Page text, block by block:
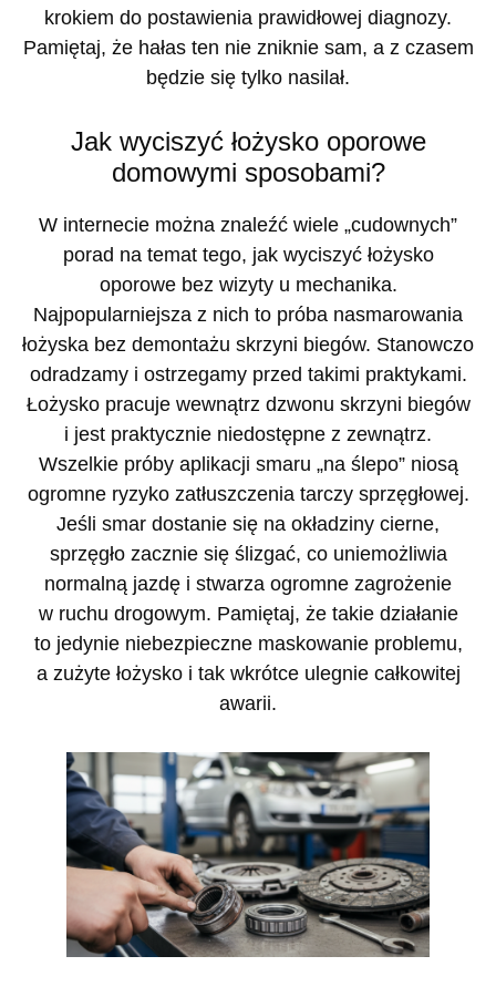
krokiem do postawienia prawidłowej diagnozy.
Pamiętaj, że hałas ten nie zniknie sam, a z czasem
będzie się tylko nasilał.
Jak wyciszyć łożysko oporowe
domowymi sposobami?
W internecie można znaleźć wiele „cudownych”
porad na temat tego, jak wyciszyć łożysko
oporowe bez wizyty u mechanika.
Najpopularniejsza z nich to próba nasmarowania
łożyska bez demontażu skrzyni biegów. Stanowczo
odradzamy i ostrzegamy przed takimi praktykami.
Łożysko pracuje wewnątrz dzwonu skrzyni biegów
i jest praktycznie niedostępne z zewnątrz.
Wszelkie próby aplikacji smaru „na ślepo” niosą
ogromne ryzyko zatłuszczenia tarczy sprzęgłowej.
Jeśli smar dostanie się na okładziny cierne,
sprzęgło zacznie się ślizgać, co uniemożliwia
normalną jazdę i stwarza ogromne zagrożenie
w ruchu drogowym. Pamiętaj, że takie działanie
to jedynie niebezpieczne maskowanie problemu,
a zużyte łożysko i tak wkrótce ulegnie całkowitej
awarii.